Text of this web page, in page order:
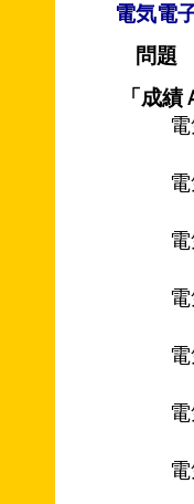
電気電
問題
「成績
電
電
Ⅰ-
電
Ⅰ-
電
Ⅰ-
電
Ⅰ-
電
Ⅰ-
電
Ⅰ-